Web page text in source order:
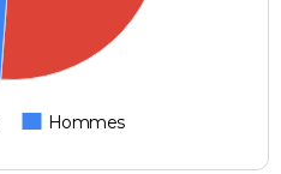
Hommes